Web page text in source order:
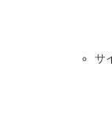
サ